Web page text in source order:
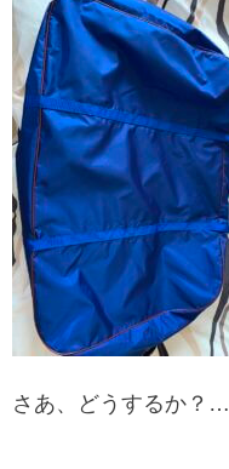
さあ、どうするか？…